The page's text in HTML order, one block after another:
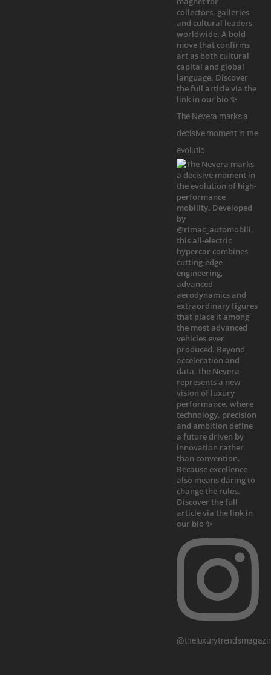
The Nevera marks a
decisive moment in the
evolutio